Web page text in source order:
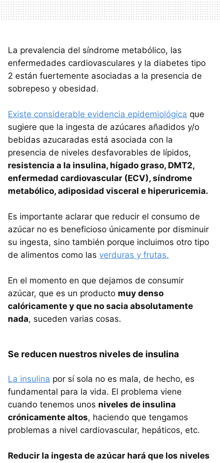
La prevalencia del síndrome metabólico, las
enfermedades cardiovasculares y la diabetes tipo
2 están fuertemente asociadas a la presencia de
sobrepeso y obesidad.
Existe considerable evidencia epidemiológica que
sugiere que la ingesta de azúcares añadidos y/o
bebidas azucaradas está asociada con la
presencia de niveles desfavorables de lípidos,
resistencia a la insulina, hígado graso, DMT2,
enfermedad cardiovascular (ECV), síndrome
metabólico, adiposidad visceral e hiperuricemia.
Es importante aclarar que reducir el consumo de
azúcar no es beneficioso únicamente por disminuir
su ingesta, sino también porque incluimos otro tipo
de alimentos como las verduras y frutas.
En el momento en que dejamos de consumir
azúcar, que es un producto muy denso
calóricamente y que no sacia absolutamente
nada, suceden varias cosas.
Se reducen nuestros niveles de insulina
La insulina por sí sola no es mala, de hecho, es
fundamental para la vida. El problema viene
cuando tenemos unos niveles de insulina
crónicamente altos, haciendo que tengamos
problemas a nivel cardiovascular, hepáticos, etc.
Reducir la ingesta de azúcar hará que los niveles